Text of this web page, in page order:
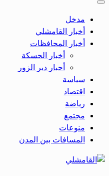
مدخل
أخبار القامشلي
أخبار المحافظات
أخبار الحسكة
أحبار دير الزور
سياسة
اقتصاد
رياضة
مجتمع
منوعات
المسافات بين المدن